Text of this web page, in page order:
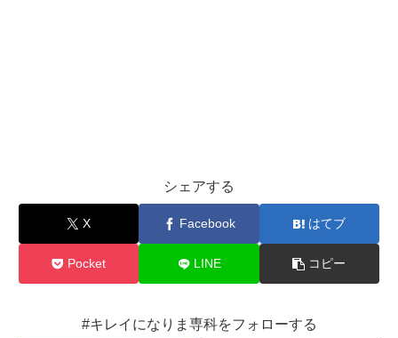
シェアする
X Facebook はてブ
Pocket LINE コピー
#キレイになりま専科をフォローする